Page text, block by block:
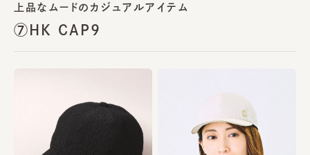
上品なムードのカジュアルアイテム
⑦HK CAP9